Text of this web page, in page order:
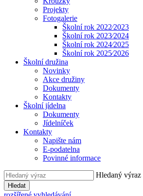
Projekty
Fotogalerie
Školní rok 2022⁄2023
Školní rok 2023⁄2024
Školní rok 2024⁄2025
Školní rok 2025⁄2026
Školní družina
Novinky
Akce družiny
Dokumenty
Kontakty
Školní jídelna
Dokumenty
Jídelníček
Kontakty
Napište nám
E-podatelna
Povinné informace
Hledaný výraz
Hledat